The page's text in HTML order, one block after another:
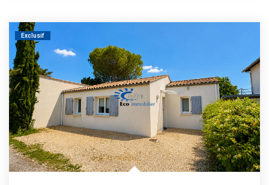
Exclusif